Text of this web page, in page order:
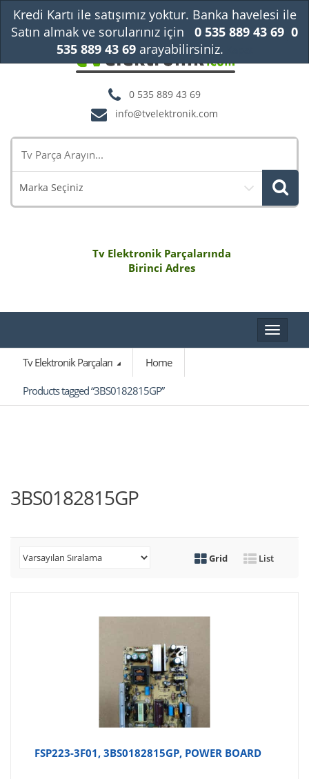
0 535 889 43 69
info@tvelektronik.com
Marka Seçiniz
Tv Elektronik Parçalarında
Birinci Adres
Toggle
Tv Elektronik Parçaları
Home
Products tagged “3BS0182815GP”
3BS0182815GP
Grid List
FSP223-3F01, 3BS0182815GP, POWER BOARD
Kredi Kartı ile satışımız yoktur. Banka havelesi ile
Satın almak ve sorularınız için
0 535 889 43 69 0
535 889 43 69arayabilirsiniz.